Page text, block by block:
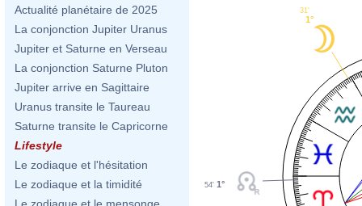
Actualité planétaire de 2025
La conjonction Jupiter Uranus
Jupiter et Saturne en Verseau
La conjonction Saturne Pluton
Jupiter arrive en Sagittaire
Uranus transite le Taureau
Saturne transite le Capricorne
Lifestyle
Le zodiaque et l'hésitation
Le zodiaque et la timidité
1°
31'
1°
54'